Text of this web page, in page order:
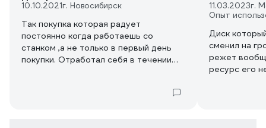
10.10.2021г. Новосибирск
Так покупка которая радует
постоянно когда работаешь со
станком ,а не только в первый день
покупки. Отработал себя в течении
2*2м раскатываю под плиткорезом и
11.03.2023г.
Опыт
Диск
сменил на
режет
ресурс его